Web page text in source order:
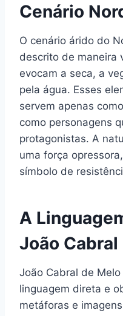
Cenário
O cenário árido do
descrito de maneira
evocam a seca, a
pela água. Esses
servem apenas
como personagens
protagonistas. A
uma força
símbolo de
A
João
João Cabral de
linguagem direta e
metáforas e